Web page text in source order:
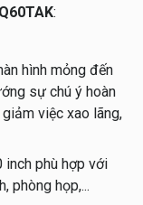
:
hình mỏng đến
sự chú ý hoàn
việc xao lãng,
inch phù hợp với
phòng họp,...